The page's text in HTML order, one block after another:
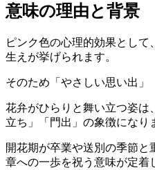
意味の理由と背景
ピンク色の心理的効果とし
生えが挙げられます。
そのため「やさしい思い出」
花弁がひらりと舞い立つ姿は
立ち」「門出」の象徴になり
開花期が卒業や送別の季節
章への一歩を祝う意味が定着